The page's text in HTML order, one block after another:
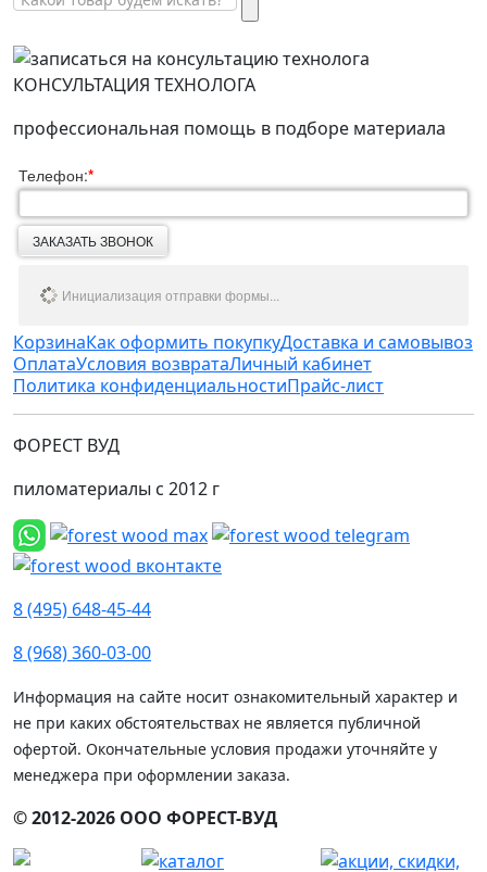
КОНСУЛЬТАЦИЯ ТЕХНОЛОГА
профессиональная помощь в подборе материала
Телефон:*
ЗАКАЗАТЬ ЗВОНОК
Инициализация отправки формы...
КорзинаКак оформить покупкуДоставка и самовывоз
ОплатаУсловия возвратаЛичный кабинет
Политика конфиденциальностиПрайс-лист
ФОРЕСТ ВУД
пиломатериалы с 2012 г
8 (495) 648-45-44
8 (968) 360-03-00
Информация на сайте носит ознакомительный характер и
не при каких обстоятельствах не является публичной
офертой. Окончательные условия продажи уточняйте у
менеджера при оформлении заказа.
© 2012-2026 ООО ФОРЕСТ-ВУД